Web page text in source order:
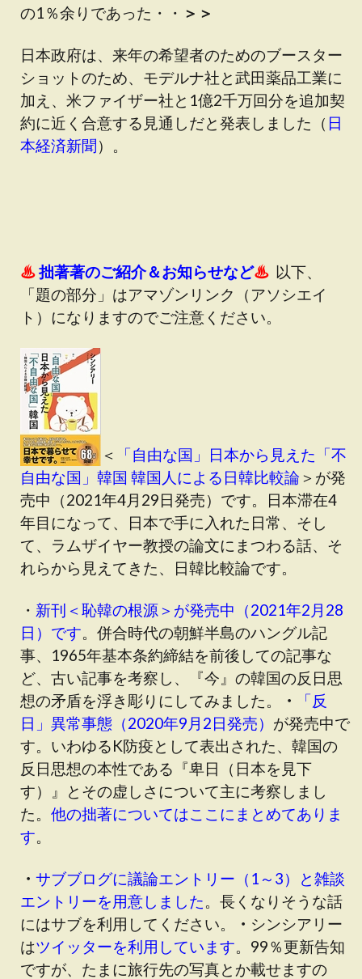
の1％余りであった・・ ＞＞
日本政府は、来年の希望者のためのブースター
ショットのため、モデルナ社と武田薬品工業に
加え、米ファイザー社と1億2千万回分を追加契
約に近く合意する見通しだと発表しました（ 日
本経済新聞）。
♨拙著著のご紹介＆お知らせなど♨ 以下、
「題の部分」はアマゾンリンク（アソシエイ
ト）になりますのでご注意ください。
＜
「自由な国」日本から見えた「不
自由な国」韓国 韓国人による日韓比較論 ＞が発
売中（2021年4月29日発売）です。日本滞在4
年目になって、日本で手に入れた日常、そし
て、ラムザイヤー教授の論文にまつわる話、そ
れらから見えてきた、日韓比較論です。
・ 新刊＜恥韓の根源＞が発売中（2021年2月28
日）です。併合時代の朝鮮半島のハングル記
事、1965年基本条約締結を前後しての記事な
ど、古い記事を考察し、『今』の韓国の反日思
想の矛盾を浮き彫りにしてみました。
・
「反
日」異常事態（2020年9月2日発売） が発売中で
す。いわゆるK防疫として表出された、韓国の
反日思想の本性である『卑日（日本を見下
す）』とその虚しさについて主に考察しまし
た。 他の拙著についてはここにまとめてありま
す。
・ サブブログに議論エントリー（1～3）と雑談
エントリーを用意しました。長くなりそうな話
にはサブを利用してください。
・ シンシアリー
はツイッターを利用しています。99％更新告知
ですが、たまに旅行先の写真とか載せますの